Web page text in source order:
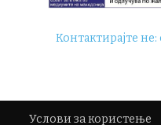
Контактирајте не:
Услови за користење